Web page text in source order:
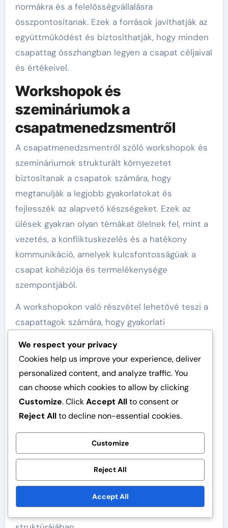
normákra és a felelősségvállalásra
összpontosítanak. Ezek a források javíthatják az
együttműködést és biztosíthatják, hogy minden
csapattag összhangban legyen a csapat céljaival
és értékeivel.
Workshopok és
szemináriumok a
csapatmenedzsmentről
A csapatmenedzsmentről szóló workshopok és
szemináriumok strukturált környezetet
biztosítanak a csapatok számára, hogy
megtanulják a legjobb gyakorlatokat és
fejlesszék az alapvető készségeket. Ezek az
ülések gyakran olyan témákat ölelnek fel, mint a
vezetés, a konfliktuskezelés és a hatékony
kommunikáció, amelyek kulcsfontosságúak a
csapat kohéziója és termelékenysége
szempontjából.
A workshopokon való részvétel lehetővé teszi a
csapattagok számára, hogy gyakorlati
vegyenek részt, amelyek megerősítik a tanulást.
Például a szerepjátékos szcenáriók segíthetnek
az egyéneknek a kommunikációs technikák
gyakorlásában valós időben, mélyebb megértést
teremtve azok alkalmazásáról.
Workshopok kiválasztásakor érdemes
figyelembe venni azokat, amelyek testreszabott
tartalmat kínálnak a csapat specifikus
igényeihez. Olyan programokat keressen,
amelyek azonnal alkalmazható, cselekvésre kész
We respect your privacy
Cookies help us improve your experience, deliver
personalized content, and analyze traffic. You
can choose which cookies to allow by clicking
Customize. ClickAccept Allto consent or
Reject Allto decline non-essential cookies.
Customize
Reject All
Accept All